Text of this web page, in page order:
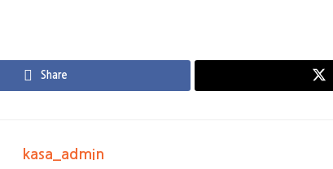
Share
kasa_admin